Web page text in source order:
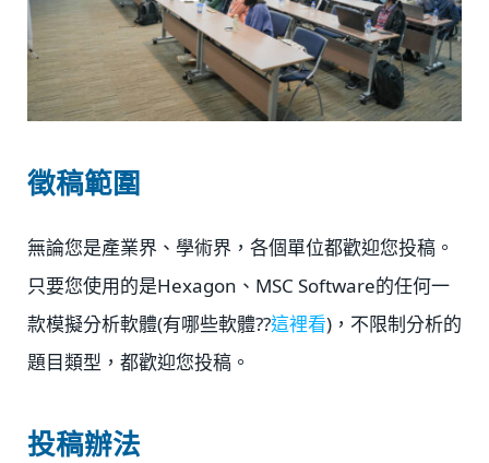
徵稿範圍
無論您是產業界、學術界，各個單位都歡迎您投稿。
只要您使用的是Hexagon、MSC Software的任何一
款模擬分析軟體(有哪些軟體??這裡看)，不限制分析的
題目類型，都歡迎您投稿。
投稿辦法